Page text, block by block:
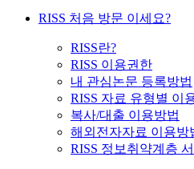
RISS 처음 방문 이세요?
RISS란?
RISS 이용권한
내 관심논문 등록방법
RISS 자료 유형별 이
복사/대출 이용방법
해외전자자료 이용방
RISS 정보취약계층